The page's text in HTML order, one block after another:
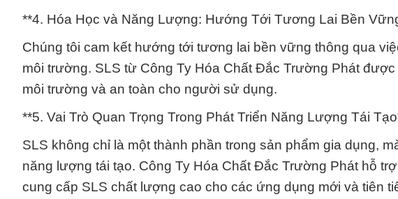
**4. Hóa Học và Năng Lượng: Hướng Tới Tương Lai Bền
Chúng tôi cam kết hướng tới tương lai bền vững thông qua
môi trường. SLS từ Công Ty Hóa Chất Đắc Trường Phát
môi trường và an toàn cho người sử dụng.
**5. Vai Trò Quan Trọng Trong Phát Triển Năng Lượng Tái
SLS không chỉ là một thành phần trong sản phẩm gia dụng,
năng lượng tái tạo. Công Ty Hóa Chất Đắc Trường Phát hỗ
cung cấp SLS chất lượng cao cho các ứng dụng mới và tiên